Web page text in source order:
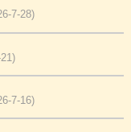
7-28)
7-16)